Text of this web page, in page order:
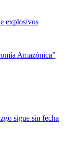
explosivos
Amazónica”